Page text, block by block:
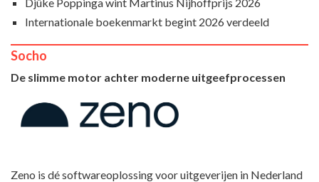
Internationale boekenmarkt begint 2026 verdeeld
Socho
De slimme motor achter moderne uitgeefprocessen
Zeno is dé softwareoplossing voor uitgeverijen in Nederland